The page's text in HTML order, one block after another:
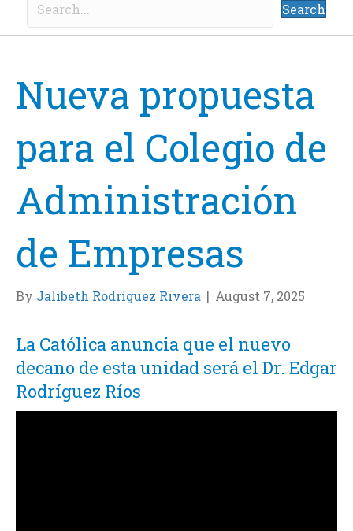
Search
Nueva propuesta
para el Colegio de
Administración
de Empresas
By Jalibeth Rodríguez Rivera | August 7, 2025
La Católica anuncia que el nuevo
decano de esta unidad será el Dr. Edgar
Rodríguez Ríos